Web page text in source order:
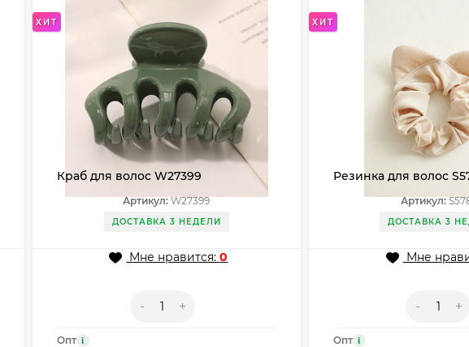
ХИТ
Краб для волос W27399
Артикул:W27399
ДОСТАВКА 3 НЕДЕЛИ
Мне нравится:0
- +
Опт i
ХИТ
Резинка для волос
Артикул:
ДОСТАВКА 3
Мне
- +
Опт i